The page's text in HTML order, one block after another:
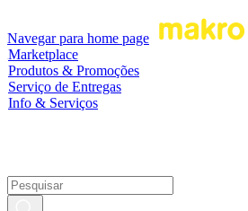
Navegar para home page
Marketplace
Produtos & Promoções
Serviço de Entregas
Info & Serviços